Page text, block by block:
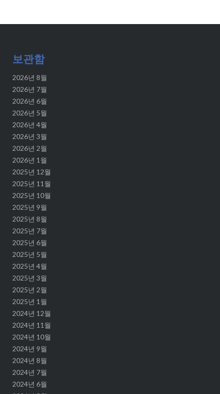
보관함
2026년 8월
2026년 7월
2026년 6월
2026년 5월
2026년 4월
2026년 3월
2026년 2월
2026년 1월
2025년 12월
2025년 11월
2025년 10월
2025년 9월
2025년 8월
2025년 7월
2025년 6월
2025년 5월
2025년 4월
2025년 3월
2025년 2월
2025년 1월
2024년 12월
2024년 11월
2024년 10월
2024년 9월
2024년 8월
2024년 7월
2024년 6월